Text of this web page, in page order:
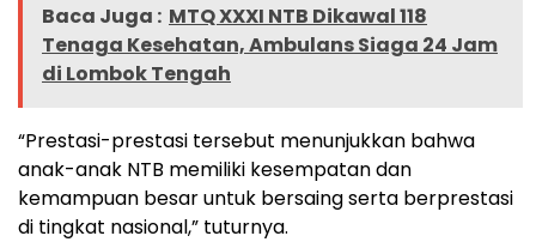
Baca Juga : MTQ XXXI NTB Dikawal 118
Tenaga Kesehatan, Ambulans Siaga 24 Jam
di Lombok Tengah
“Prestasi-prestasi tersebut menunjukkan bahwa
anak-anak NTB memiliki kesempatan dan
kemampuan besar untuk bersaing serta berprestasi
di tingkat nasional,” tuturnya.